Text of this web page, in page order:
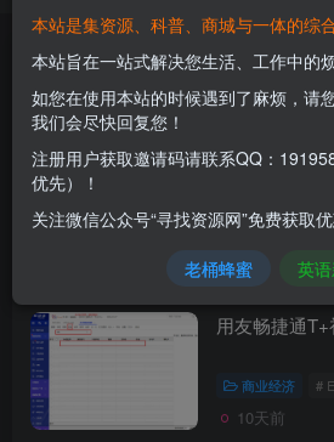
文章19 收藏0 评论0 版块0
发布 19
被时代抛弃？
9天前
用友畅捷通
商业经济 #
10天前
本站是集资源、科普、商城与一体的综
本站旨在一站式解决您生活、工作中的
如您在使用本站的时候遇到了麻烦，请
我们会尽快回复您！
注册用户获取邀请码请联系QQ：
优先）！
关注微信公众号“寻找资源网”免费获取优
老桶蜂蜜 英